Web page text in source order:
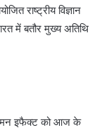
राष्ट्रीय विज्ञान
में बतौर मुख्य अतिथि
रमन इफैक्ट को आज के